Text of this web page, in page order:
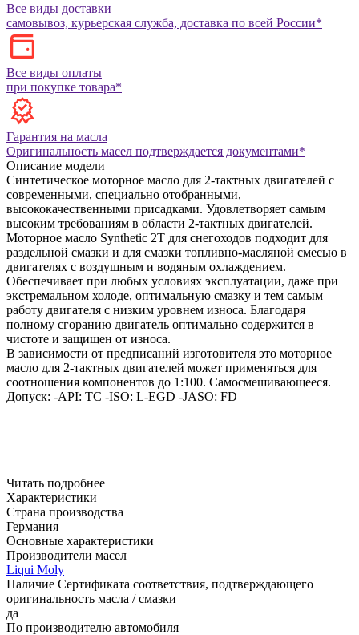
Все виды доставки
самовывоз, курьерская служба, доставка по всей России*
Все виды оплаты
при покупке товара*
Гарантия на масла
Оригинальность масел подтверждается документами*
Описание модели
Синтетическое моторное масло для 2-тактных двигателей с
современными, специально отобранными,
высококачественными присадками. Удовлетворяет самым
высоким требованиям в области 2-тактных двигателей.
Моторное масло Synthetic 2T для снегоходов подходит для
раздельной смазки и для смазки топливно-масляной смесью в
двигателях с воздушным и водяным охлаждением.
Обеспечивает при любых условиях эксплуатации, даже при
экстремальном холоде, оптимальную смазку и тем самым
работу двигателя с низким уровнем износа. Благодаря
полному сгоранию двигатель оптимально содержится в
чистоте и защищен от износа.
В зависимости от предписаний изготовителя это моторное
масло для 2-тактных двигателей может применяться для
соотношения компонентов до 1:100. Самосмешивающееся.
Допуск: -API: TC -ISO: L-EGD -JASO: FD
Читать подробнее
Характеристики
Страна производства
Германия
Основные характеристики
Производители масел
Liqui Moly
Наличие Сертификата соответствия, подтверждающего
оригинальность масла / смазки
да
По производителю автомобиля